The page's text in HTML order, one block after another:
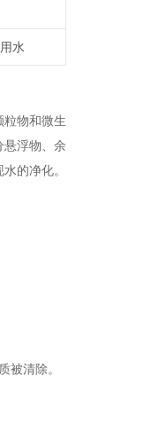
水
粒物和微生
悬浮物、余
的净化。
被清除。